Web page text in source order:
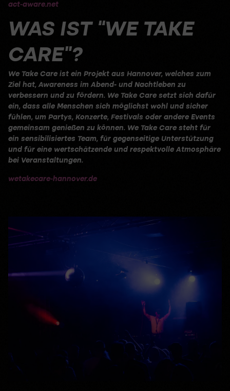
act-aware.net
WAS IST “WE TAKE
CARE”?
We Take Care ist ein Projekt aus Hannover, welches zum
Ziel hat, Awareness im Abend- und Nachtleben zu
verbessern und zu fördern. We Take Care setzt sich dafür
ein, dass alle Menschen sich möglichst wohl und sicher
fühlen, um Partys, Konzerte, Festivals oder andere Events
gemeinsam genießen zu können. We Take Care steht für
ein sensibilisiertes Team, für gegenseitige Unterstützung
und für eine wertschätzende und respektvolle Atmosphäre
bei Veranstaltungen.
wetakecare-hannover.de